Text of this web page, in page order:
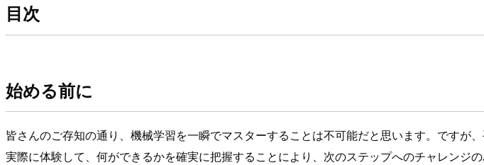
目次
始める前に
皆さんのご存知の通り、機械学習を一瞬でマスターすることは不可能だと思います。です
実際に体験して、何ができるかを確実に把握することにより、次のステップへのチャレンジの